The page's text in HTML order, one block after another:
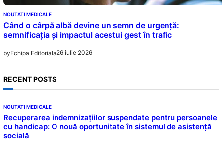
NOUTATI MEDICALE
Când o cârpă albă devine un semn de urgență:
semnificația și impactul acestui gest în trafic
byEchipa Editoriala26 iulie 2026
RECENT POSTS
NOUTATI MEDICALE
Recuperarea indemnizațiilor suspendate pentru persoanele
cu handicap: O nouă oportunitate în sistemul de asistență
socială